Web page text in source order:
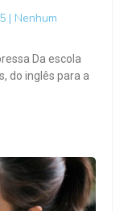
Nenhum
Da escola
do inglês para a